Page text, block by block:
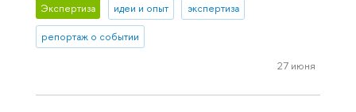
Экспертиза идеи и опыт экспертиза
репортаж о событии
27 июня